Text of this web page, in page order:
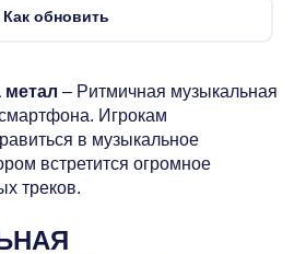
Как обновить
метал – Ритмичная музыкальная
Игрокам
в музыкальное
встретится огромное
треков.